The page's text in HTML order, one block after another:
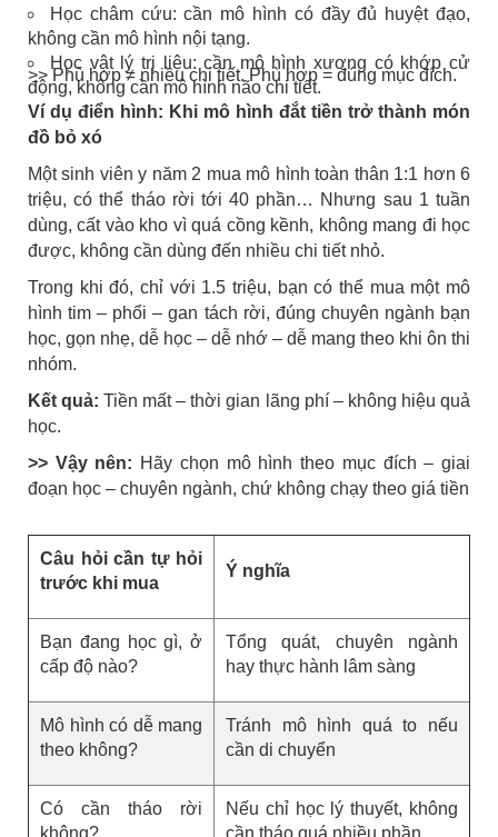
Học châm cứu: cần mô hình có đầy đủ huyệt đạo,
không cần mô hình nội tạng.
Học vật lý trị liệu: cần mô hình xương có khớp cử
động, không cần mô hình não chi tiết.
>> Phù hợp ≠ nhiều chi tiết. Phù hợp = đúng mục đích.
Ví dụ điển hình: Khi mô hình đắt tiền trở thành món
đồ bỏ xó
Một sinh viên y năm 2 mua mô hình toàn thân 1:1 hơn 6
triệu, có thể tháo rời tới 40 phần… Nhưng sau 1 tuần
dùng, cất vào kho vì quá cồng kềnh, không mang đi học
được, không cần dùng đến nhiều chi tiết nhỏ.
Trong khi đó, chỉ với 1.5 triệu, bạn có thể mua một mô
hình tim – phổi – gan tách rời, đúng chuyên ngành bạn
học, gọn nhẹ, dễ học – dễ nhớ – dễ mang theo khi ôn thi
nhóm.
Kết quả: Tiền mất – thời gian lãng phí – không hiệu quả
học.
>> Vậy nên: Hãy chọn mô hình theo mục đích – giai
đoạn học – chuyên ngành, chứ không chạy theo giá tiền
Câu hỏi cần tự hỏi
trước khi mua
Ý nghĩa
Bạn đang học gì, ở
cấp độ nào?
Tổng quát, chuyên ngành
hay thực hành lâm sàng
Mô hình có dễ mang
theo không?
Tránh mô hình quá to nếu
cần di chuyển
Có cần tháo rời
không?
Nếu chỉ học lý thuyết, không
cần tháo quá nhiều phần